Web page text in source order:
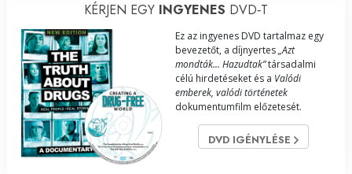
KÉRJEN EGY INGYENES DVD‑T
Ez az ingyenes DVD tartalmaz egy
bevezetőt, a díjnyertes„Azt
mondták... Hazudtak”társadalmi
célú hirdetéseket és a Valódi
emberek, valódi történetek
dokumentumfilm előzetesét.
DVD IGÉNYLÉSE